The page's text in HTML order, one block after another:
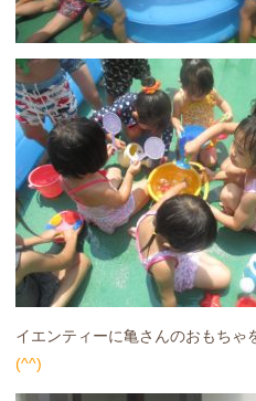
イエンティーに亀さんのおもちゃ
(^^)